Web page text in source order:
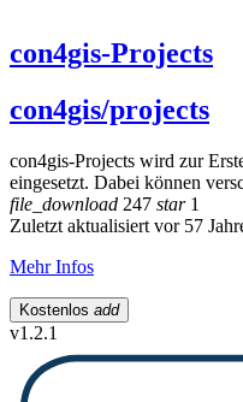
con4gis-Projects
con4gis/projects
con4gis-Projects wird zur
eingesetzt. Dabei können
file_download 247 star1
Zuletzt aktualisiert vor 57
Mehr Infos
Kostenlos add
v1.2.1